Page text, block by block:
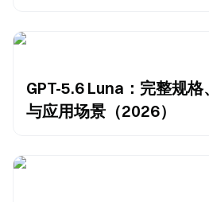
GPT-5.6 Luna：完整规
与应用场景（2026）